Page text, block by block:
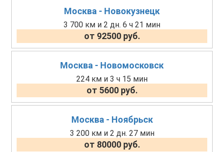
Москва - Новокузнецк
3 700 км и 2 дн. 6 ч 21 мин
от 92500 руб.
Москва - Новомосковск
224 км и 3 ч 15 мин
от 5600 руб.
Москва - Ноябрьск
3 200 км и 2 дн. 27 мин
от 80000 руб.